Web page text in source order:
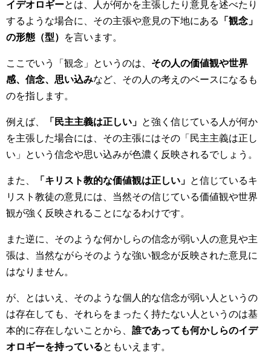
イデオロギーとは、人が何かを主張したり意見を述べたり
するような場合に、その主張や意見の下地にある
「観念」
の形態（型）
を言います。
ここでいう「観念」というのは、 その人の価値観や世界
感、信念、思い込みなど、その人の考えのベースになるも
のを指します。
例えば、 「民主主義は正しい」 と強く信じている人が何か
を主張した場合には、その主張にはその「民主主義は正し
い」という信念や思い込みが色濃く反映されるでしょう。
また、 「キリスト教的な価値観は正しい」 と信じているキ
リスト教徒の意見には、当然その信じている価値観や世界
観が強く反映されることになるわけです。
また逆に、そのような何かしらの信念が弱い人の意見や主
張は、当然ながらそのような強い観念が反映された意見に
はなりません。
が、とはいえ、そのような個人的な信念が弱い人というの
は存在しても、それらをまったく持たない人というのは基
本的に存在しないことから、 誰であっても何かしらのイデ
オロギーを持っているともいえます。